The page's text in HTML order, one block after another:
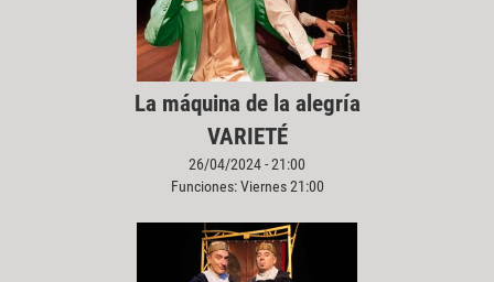
La máquina de la alegría
VARIETÉ
26/04/2024 - 21:00
Funciones: Viernes 21:00